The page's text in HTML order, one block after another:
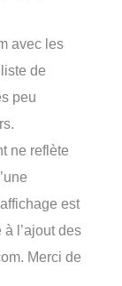
avec les
de
peu
ne reflète
est
l’ajout des
Merci de